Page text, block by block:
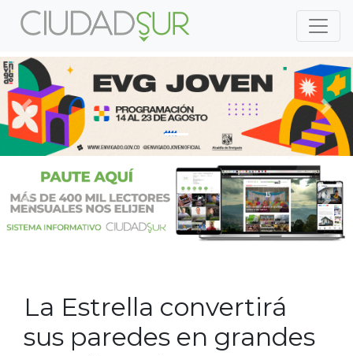
Previous
Previous
La Estrella convertirá
sus paredes en grandes